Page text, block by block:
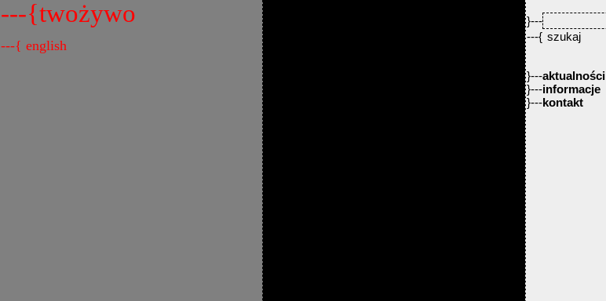
---{twożywo
---{ english
}---
---{
}---aktualności
}---informacje
}---kontakt